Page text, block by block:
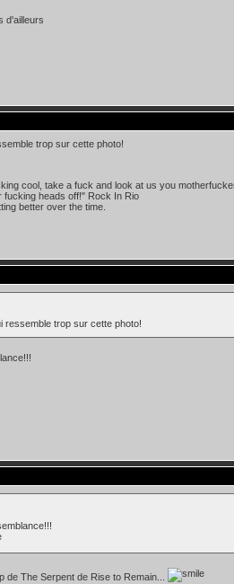
d'ailleurs
trop sur cette photo!
cool, take a fuck and look at us you
fucking heads off!" Rock In Rio
better over the time.
ressemble trop sur cette photo!
de The Serpent de Rise to Remain...